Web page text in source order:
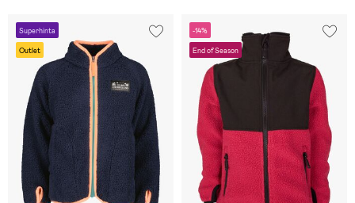
Superhinta
Outlet
-14%
End of Season